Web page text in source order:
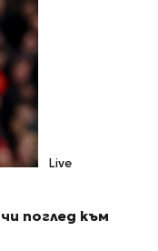
Live
поглед към